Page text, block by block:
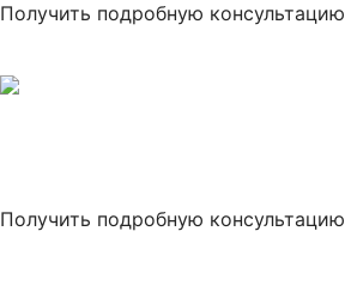
Получить подробную консультацию
Получить подробную консультацию